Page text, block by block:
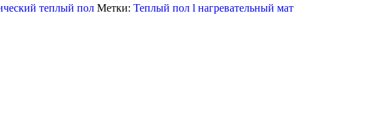
теплый пол Метки: Теплый пол l нагревательный мат